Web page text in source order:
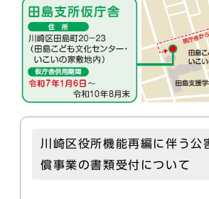
川崎区役所機能再編に伴う公
償事業の書類受付について